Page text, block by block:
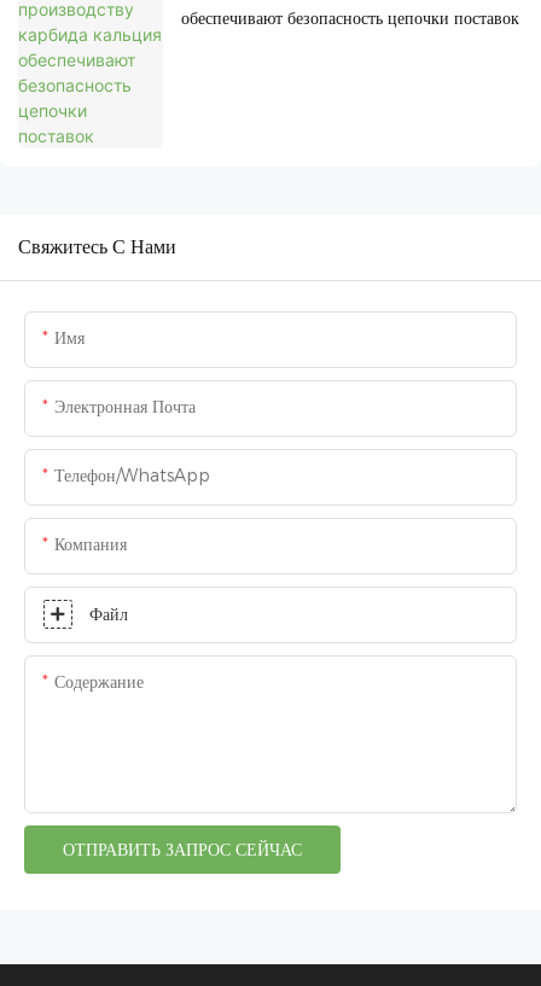
обеспечивают безопасность цепочки поставок
Свяжитесь С Нами
Имя
Электронная Почта
Телефон/WhatsApp
Компания
Файл
Содержание
ОТПРАВИТЬ ЗАПРОС СЕЙЧАС